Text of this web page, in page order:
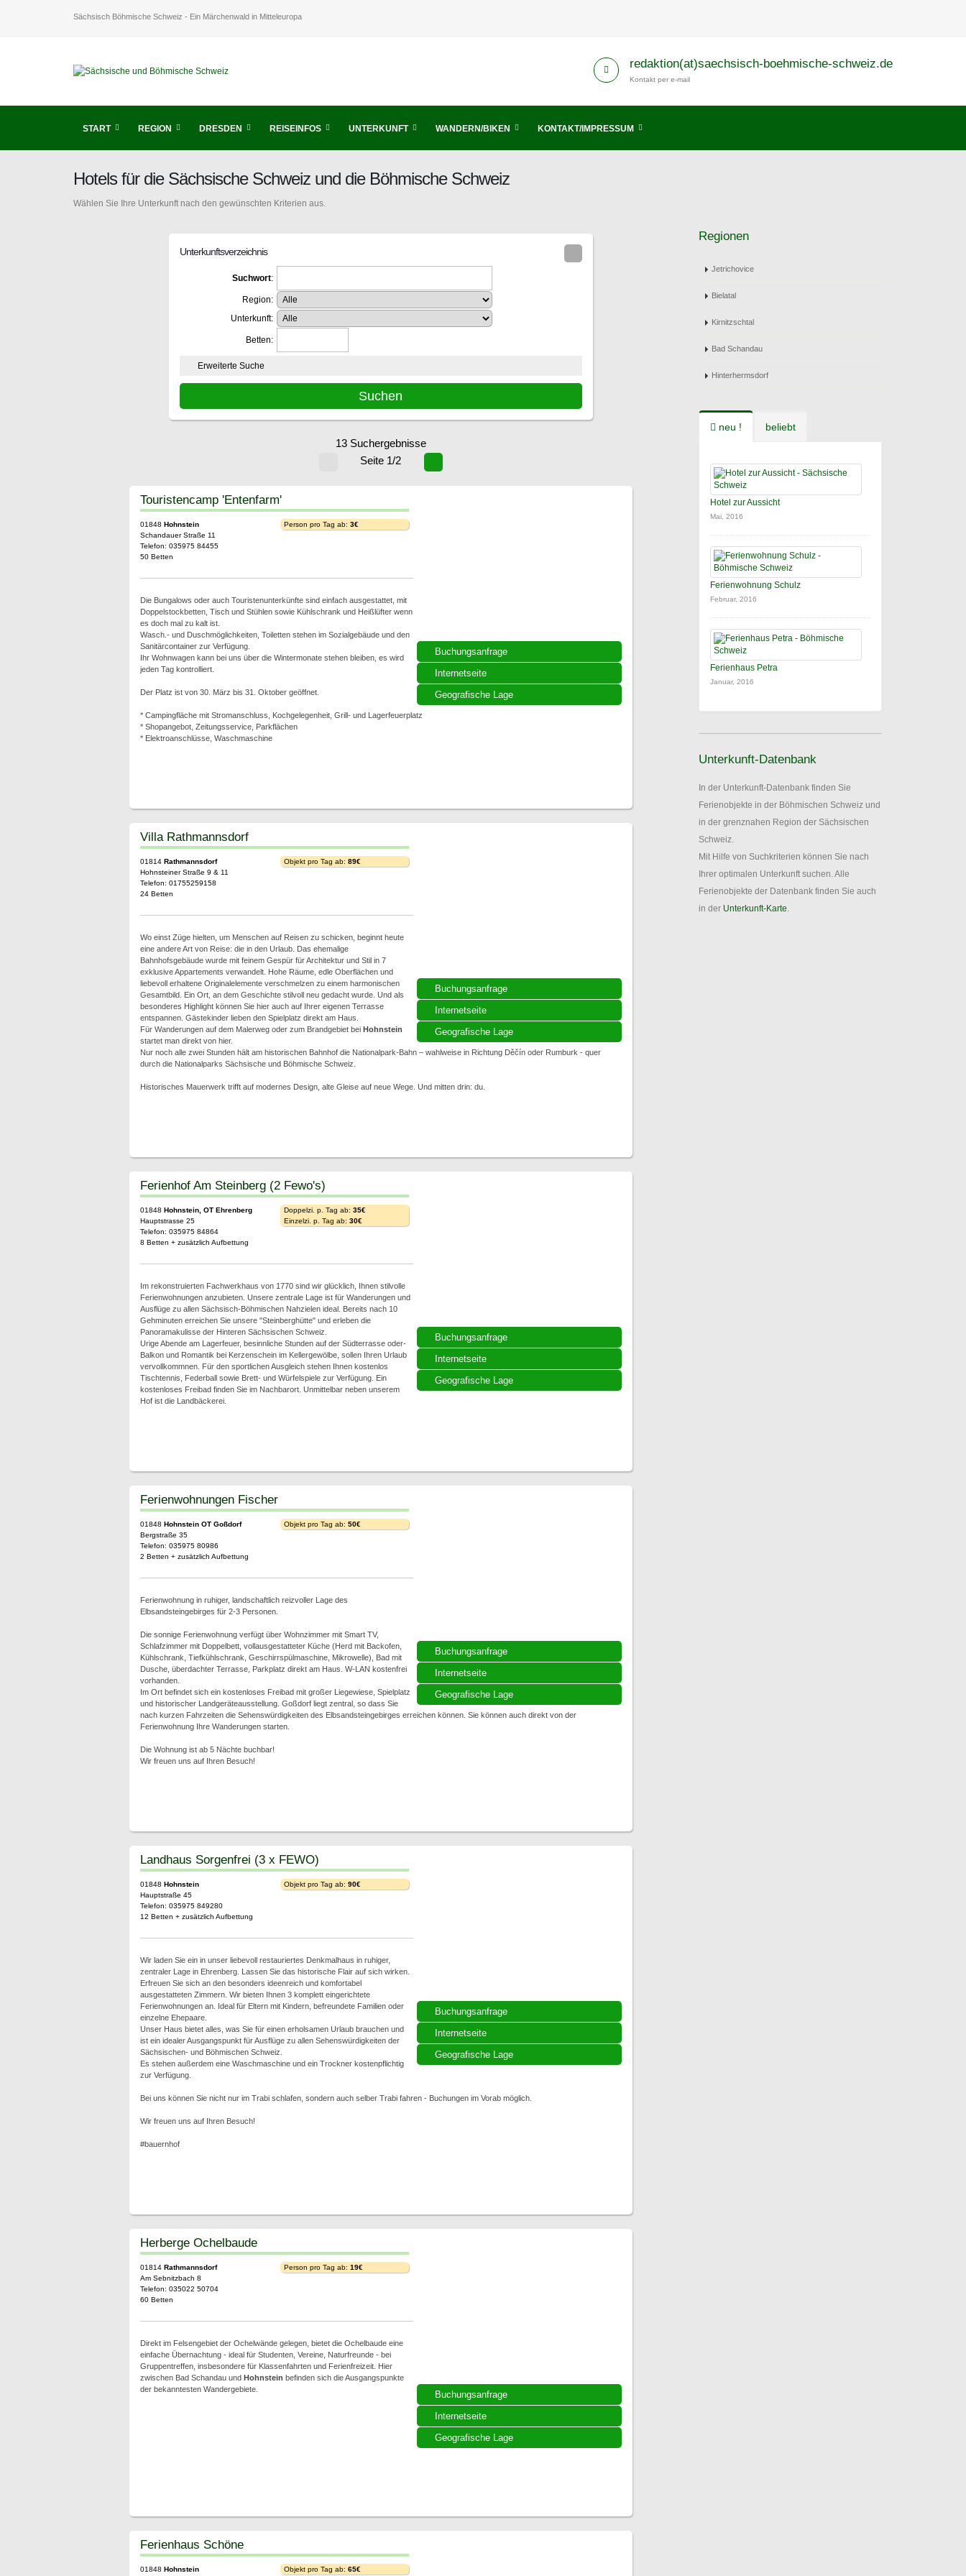
Sächsisch Böhmische Schweiz - Ein Märchenwald in Mitteleuropa
redaktion(at)saechsisch-boehmische-schweiz.de
Kontakt per e-mail
START REGION DRESDEN REISEINFOS UNTERKUNFT WANDERN/BIKEN KONTAKT/IMPRESSUM
Hotels für die Sächsische Schweiz und die Böhmische Schweiz
Wählen Sie Ihre Unterkunft nach den gewünschten Kriterien aus.
Unterkunftsverzeichnis
Suchwort:
Region:
Unterkunft:
Betten:
Erweiterte Suche
13 Suchergebnisse
Seite 1/2
Buchungsanfrage
Internetseite
Geografische Lage
Touristencamp 'Entenfarm'
01848 Hohnstein
Schandauer Straße 11
Telefon: 035975 84455
50 Betten
Person pro Tag ab: 3€
Die Bungalows oder auch Touristenunterkünfte sind einfach ausgestattet, mit
Doppelstockbetten, Tisch und Stühlen sowie Kühlschrank und Heißlüfter wenn
es doch mal zu kalt ist.
Wasch.- und Duschmöglichkeiten, Toiletten stehen im Sozialgebäude und den
Sanitärcontainer zur Verfügung.
Ihr Wohnwagen kann bei uns über die Wintermonate stehen bleiben, es wird
jeden Tag kontrolliert.
Der Platz ist von 30. März bis 31. Oktober geöffnet.
* Campingfläche mit Stromanschluss, Kochgelegenheit, Grill- und Lagerfeuerplatz
* Shopangebot, Zeitungsservice, Parkflächen
* Elektroanschlüsse, Waschmaschine
Buchungsanfrage
Internetseite
Geografische Lage
Villa Rathmannsdorf
01814 Rathmannsdorf
Hohnsteiner Straße 9 & 11
Telefon: 01755259158
24 Betten
Objekt pro Tag ab: 89€
Wo einst Züge hielten, um Menschen auf Reisen zu schicken, beginnt heute
eine andere Art von Reise: die in den Urlaub. Das ehemalige
Bahnhofsgebäude wurde mit feinem Gespür für Architektur und Stil in 7
exklusive Appartements verwandelt. Hohe Räume, edle Oberflächen und
liebevoll erhaltene Originalelemente verschmelzen zu einem harmonischen
Gesamtbild. Ein Ort, an dem Geschichte stilvoll neu gedacht wurde. Und als
besonderes Highlight können Sie hier auch auf Ihrer eigenen Terrasse
entspannen. Gästekinder lieben den Spielplatz direkt am Haus.
Für Wanderungen auf dem Malerweg oder zum Brandgebiet bei Hohnstein
startet man direkt von hier.
Nur noch alle zwei Stunden hält am historischen Bahnhof die Nationalpark-Bahn – wahlweise in Richtung Děčín oder Rumburk - quer
durch die Nationalparks Sächsische und Böhmische Schweiz.
Historisches Mauerwerk trifft auf modernes Design, alte Gleise auf neue Wege. Und mitten drin: du.
Buchungsanfrage
Internetseite
Geografische Lage
Ferienhof Am Steinberg (2 Fewo's)
01848 Hohnstein, OT Ehrenberg
Hauptstrasse 25
Telefon: 035975 84864
8 Betten + zusätzlich Aufbettung
Doppelzi. p. Tag ab: 35€
Einzelzi. p. Tag ab: 30€
Im rekonstruierten Fachwerkhaus von 1770 sind wir glücklich, Ihnen stilvolle
Ferienwohnungen anzubieten. Unsere zentrale Lage ist für Wanderungen und
Ausflüge zu allen Sächsisch-Böhmischen Nahzielen ideal. Bereits nach 10
Gehminuten erreichen Sie unsere "Steinberghütte" und erleben die
Panoramakulisse der Hinteren Sächsischen Schweiz.
Urige Abende am Lagerfeuer, besinnliche Stunden auf der Südterrasse oder-
Balkon und Romantik bei Kerzenschein im Kellergewölbe, sollen Ihren Urlaub
vervollkommnen. Für den sportlichen Ausgleich stehen Ihnen kostenlos
Tischtennis, Federball sowie Brett- und Würfelspiele zur Verfügung. Ein
kostenloses Freibad finden Sie im Nachbarort. Unmittelbar neben unserem
Hof ist die Landbäckerei.
Buchungsanfrage
Internetseite
Geografische Lage
Ferienwohnungen Fischer
01848 Hohnstein OT Goßdorf
Bergstraße 35
Telefon: 035975 80986
2 Betten + zusätzlich Aufbettung
Objekt pro Tag ab: 50€
Ferienwohnung in ruhiger, landschaftlich reizvoller Lage des
Elbsandsteingebirges für 2-3 Personen.
Die sonnige Ferienwohnung verfügt über Wohnzimmer mit Smart TV,
Schlafzimmer mit Doppelbett, vollausgestatteter Küche (Herd mit Backofen,
Kühlschrank, Tiefkühlschrank, Geschirrspülmaschine, Mikrowelle), Bad mit
Dusche, überdachter Terrasse, Parkplatz direkt am Haus. W-LAN kostenfrei
vorhanden.
Im Ort befindet sich ein kostenloses Freibad mit großer Liegewiese, Spielplatz
und historischer Landgeräteausstellung. Goßdorf liegt zentral, so dass Sie
nach kurzen Fahrzeiten die Sehenswürdigkeiten des Elbsandsteingebirges erreichen können. Sie können auch direkt von der
Ferienwohnung Ihre Wanderungen starten.
Die Wohnung ist ab 5 Nächte buchbar!
Wir freuen uns auf Ihren Besuch!
Buchungsanfrage
Internetseite
Geografische Lage
Landhaus Sorgenfrei (3 x FEWO)
01848 Hohnstein
Hauptstraße 45
Telefon: 035975 849280
12 Betten + zusätzlich Aufbettung
Objekt pro Tag ab: 90€
Wir laden Sie ein in unser liebevoll restauriertes Denkmalhaus in ruhiger,
zentraler Lage in Ehrenberg. Lassen Sie das historische Flair auf sich wirken.
Erfreuen Sie sich an den besonders ideenreich und komfortabel
ausgestatteten Zimmern. Wir bieten Ihnen 3 komplett eingerichtete
Ferienwohnungen an. Ideal für Eltern mit Kindern, befreundete Familien oder
einzelne Ehepaare.
Unser Haus bietet alles, was Sie für einen erholsamen Urlaub brauchen und
ist ein idealer Ausgangspunkt für Ausflüge zu allen Sehenswürdigkeiten der
Sächsischen- und Böhmischen Schweiz.
Es stehen außerdem eine Waschmaschine und ein Trockner kostenpflichtig
zur Verfügung.
Bei uns können Sie nicht nur im Trabi schlafen, sondern auch selber Trabi fahren - Buchungen im Vorab möglich.
Wir freuen uns auf Ihren Besuch!
#bauernhof
Buchungsanfrage
Internetseite
Geografische Lage
Herberge Ochelbaude
01814 Rathmannsdorf
Am Sebnitzbach 8
Telefon: 035022 50704
60 Betten
Person pro Tag ab: 19€
Direkt im Felsengebiet der Ochelwände gelegen, bietet die Ochelbaude eine
einfache Übernachtung - ideal für Studenten, Vereine, Naturfreunde - bei
Gruppentreffen, insbesondere für Klassenfahrten und Ferienfreizeit. Hier
zwischen Bad Schandau und Hohnstein befinden sich die Ausgangspunkte
der bekanntesten Wandergebiete.
Ferienhaus Schöne
01848 Hohnstein Objekt pro Tag ab: 65€
Regionen
Jetrichovice
Bielatal
Kirnitzschtal
Bad Schandau
Hinterhermsdorf
neu ! beliebt
Hotel zur Aussicht
Mai, 2016
Ferienwohnung Schulz
Februar, 2016
Ferienhaus Petra
Januar, 2016
Unterkunft-Datenbank
In der Unterkunft-Datenbank finden Sie
Ferienobjekte in der Böhmischen Schweiz und
in der grenznahen Region der Sächsischen
Schweiz.
Mit Hilfe von Suchkriterien können Sie nach
Ihrer optimalen Unterkunft suchen. Alle
Ferienobjekte der Datenbank finden Sie auch
in der Unterkunft-Karte.